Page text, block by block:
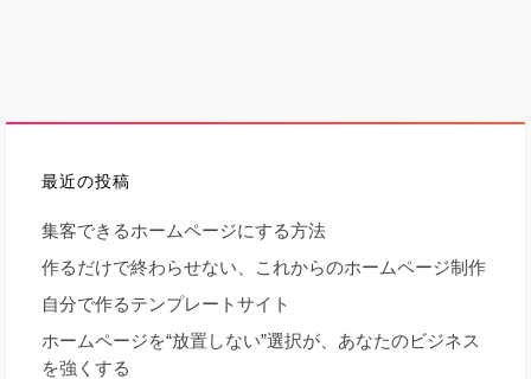
最近の投稿
集客できるホームページにする方法
作るだけで終わらせない、これからのホームページ制作
自分で作るテンプレートサイト
ホームページを“放置しない”選択が、あなたのビジネス
を強くする